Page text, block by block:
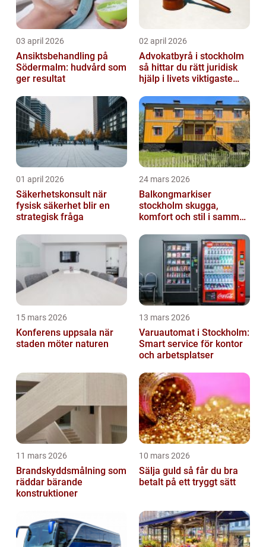
03 april 2026
Ansiktsbehandling på
Södermalm: hudvård som
ger resultat
02 april 2026
Advokatbyrå i stockholm
så hittar du rätt juridisk
hjälp i livets viktigaste
01 april 2026
Säkerhetskonsult när
fysisk säkerhet blir en
strategisk fråga
24 mars 2026
Balkongmarkiser
stockholm skugga,
komfort och stil i samma
15 mars 2026
Konferens uppsala när
staden möter naturen
13 mars 2026
Varuautomat i Stockholm:
Smart service för kontor
och arbetsplatser
11 mars 2026
Brandskyddsmålning som
räddar bärande
konstruktioner
10 mars 2026
Sälja guld så får du bra
betalt på ett tryggt sätt